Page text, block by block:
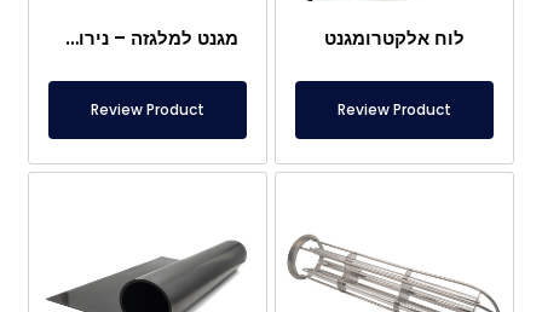
לוח אלקטרומגנט
Review Product
מגנט למלגזה – נירוסטה מלאה – מרחק אפקטיבי 10 ס"מ – שחרור קל עם ידית
Review Product